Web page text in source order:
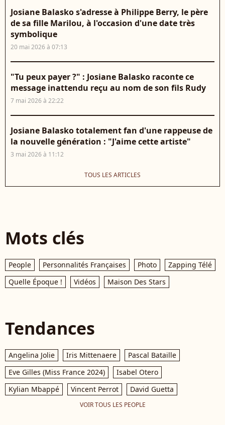
Josiane Balasko s'adresse à Philippe Berry, le père
de sa fille Marilou, à l'occasion d'une date très
symbolique
20 mai 2026 à 07:13
"Tu peux payer ?" : Josiane Balasko raconte ce
message inattendu reçu au nom de son fils Rudy
7 mai 2026 à 22:22
Josiane Balasko totalement fan d'une rappeuse de
la nouvelle génération : "J'aime cette artiste"
3 mai 2026 à 11:12
TOUS LES ARTICLES
Mots clés
People Personnalités Françaises Photo
Zapping Télé
Quelle Époque !
Vidéos Maison Des Stars
Tendances
Angelina Jolie Iris Mittenaere
Pascal Bataille
Eve Gilles (Miss France 2024)
Isabel Otero
Kylian Mbappé
Vincent Perrot David Guetta
VOIR TOUS LES PEOPLE